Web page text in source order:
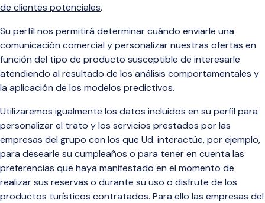
de clientes potenciales.
Su perfil nos permitirá determinar cuándo enviarle una
comunicación comercial y personalizar nuestras ofertas en
función del tipo de producto susceptible de interesarle
atendiendo al resultado de los análisis comportamentales y
la aplicación de los modelos predictivos.
Utilizaremos igualmente los datos incluidos en su perfil para
personalizar el trato y los servicios prestados por las
empresas del grupo con los que Ud. interactúe, por ejemplo,
para desearle su cumpleaños o para tener en cuenta las
preferencias que haya manifestado en el momento de
realizar sus reservas o durante su uso o disfrute de los
productos turísticos contratados. Para ello las empresas del